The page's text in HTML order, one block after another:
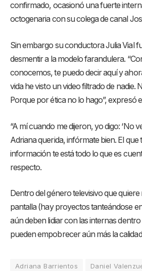
confirmado, ocasionó una fuerte
octogenaria con su colega de canal
Sin embargo su conductora Julia Vial
desmentir a la modelo farandulera.
conocemos, te puedo decir aquí y
vida he visto un video filtrado de nadie.
Porque por ética no lo hago”, expresó
“A mí cuando me dijeron, yo digo: ‘No
Adriana querida, infórmate bien. El que
información te está todo lo que es
respecto.
Dentro del género televisivo que
pantalla (hay proyectos tanteándose
aún deben lidiar con las internas
pueden empobrecer aún más la
Adriana Barrientos Daniel